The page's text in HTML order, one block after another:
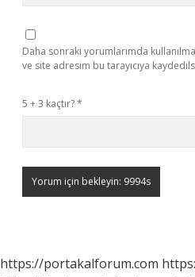
Daha sonraki yorumlarımda
ve site adresim bu tarayıcıya
5 + 3 kaçtır?*
https://portakalforum.com